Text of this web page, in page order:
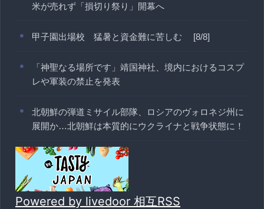
米が売れず「損切り祭り」開幕へ
甲子園出場校 猛暑と資金難に苦しむ [8/8]
「神聖なる場所です」靖国神社、境内におけるコスプ
レや軍装の禁止を発表
北朝鮮の弾道ミサイル部隊、ロシアのヴォロネジ州に
展開か…北朝鮮は本質的にウクライナと戦争状態に！
Powered by livedoor 相互RSS